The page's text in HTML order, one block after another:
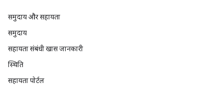
समुदाय और सहायता
समुदाय
सहायता संबंधी खास जानकारी
स्थिति
सहायता पोर्टल